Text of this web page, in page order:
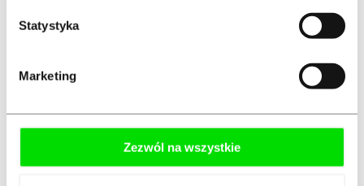
Statystyka
Marketing
Zezwól na wszystkie
składek, podstaw ich wymiaru oraz okresu, którego dotyczą
rozliczenia. Może to również wiązać się z ryzykiem kontroli
przy B2B przedsiębiorca może
rozliczać działalność na zasadach ogólnych według skali
Wynagrodzenie z umowy o pracę jest rozliczane według
zasad właściwych dla przychodów ze stosunku pracy. W
razie zakwestionowania relacji wcześniejsze rozliczenia mogą